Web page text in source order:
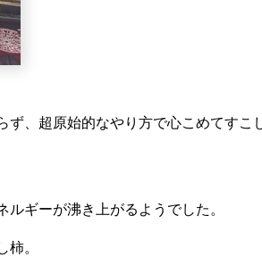
、超原始的なやり方で心こめてすこ
ギーが沸き上がるようでした。
柿。